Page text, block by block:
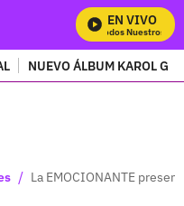
EN VIVO
Mira Todos Nuestros
NUEVO ÁLBUM KAROL G
/ La EMOCIONANTE